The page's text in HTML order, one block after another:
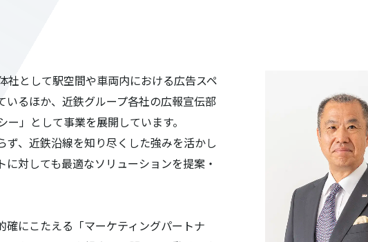
社として駅空間や車両内における広告スペ
るほか、近鉄グループ各社の広報宣伝部
」として事業を展開しています。
、近鉄沿線を知り尽くした強みを活かし
対しても最適なソリューションを提案・
にこたえる「マーケティングパートナ